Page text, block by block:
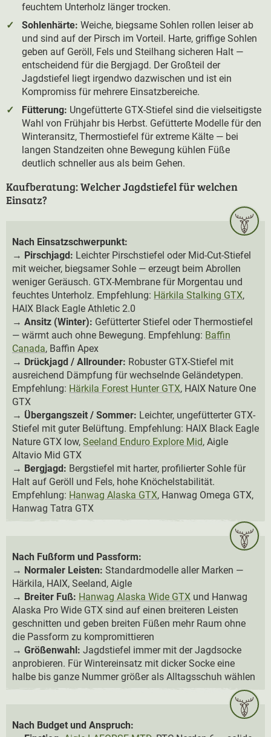
feuchtem Unterholz länger trocken.
Sohlenhärte: Weiche, biegsame Sohlen rollen leiser ab
und sind auf der Pirsch im Vorteil. Harte, griffige Sohlen
geben auf Geröll, Fels und Steilhang sicheren Halt —
entscheidend für die Bergjagd. Der Großteil der
Jagdstiefel liegt irgendwo dazwischen und ist ein
Kompromiss für mehrere Einsatzbereiche.
Fütterung: Ungefütterte GTX-Stiefel sind die vielseitigste
Wahl von Frühjahr bis Herbst. Gefütterte Modelle für den
Winteransitz, Thermostiefel für extreme Kälte — bei
langen Standzeiten ohne Bewegung kühlen Füße
deutlich schneller aus als beim Gehen.
Kaufberatung: Welcher Jagdstiefel für welchen
Einsatz?
Nach Einsatzschwerpunkt:
→ Pirschjagd: Leichter Pirschstiefel oder Mid-Cut-Stiefel
mit weicher, biegsamer Sohle — erzeugt beim Abrollen
weniger Geräusch. GTX-Membrane für Morgentau und
feuchtes Unterholz. Empfehlung: Härkila Stalking GTX,
HAIX Black Eagle Athletic 2.0
→ Ansitz (Winter): Gefütterter Stiefel oder Thermostiefel
— wärmt auch ohne Bewegung. Empfehlung: Baffin
Canada, Baffin Apex
→ Drückjagd / Allrounder: Robuster GTX-Stiefel mit
ausreichend Dämpfung für wechselnde Geländetypen.
Empfehlung: Härkila Forest Hunter GTX, HAIX Nature One
GTX
→ Übergangszeit / Sommer: Leichter, ungefütterter GTX-
Stiefel mit guter Belüftung. Empfehlung: HAIX Black Eagle
Nature GTX low, Seeland Enduro Explore Mid, Aigle
Altavio Mid GTX
→ Bergjagd: Bergstiefel mit harter, profilierter Sohle für
Halt auf Geröll und Fels, hohe Knöchelstabilität.
Empfehlung: Hanwag Alaska GTX, Hanwag Omega GTX,
Hanwag Tatra GTX
Nach Fußform und Passform:
→ Normaler Leisten: Standardmodelle aller Marken —
Härkila, HAIX, Seeland, Aigle
→ Breiter Fuß: Hanwag Alaska Wide GTX und Hanwag
Alaska Pro Wide GTX sind auf einen breiteren Leisten
geschnitten und geben breiten Füßen mehr Raum ohne
die Passform zu kompromittieren
→ Größenwahl: Jagdstiefel immer mit der Jagdsocke
anprobieren. Für Wintereinsatz mit dicker Socke eine
halbe bis ganze Nummer größer als Alltagsschuh wählen
Nach Budget und Anspruch: